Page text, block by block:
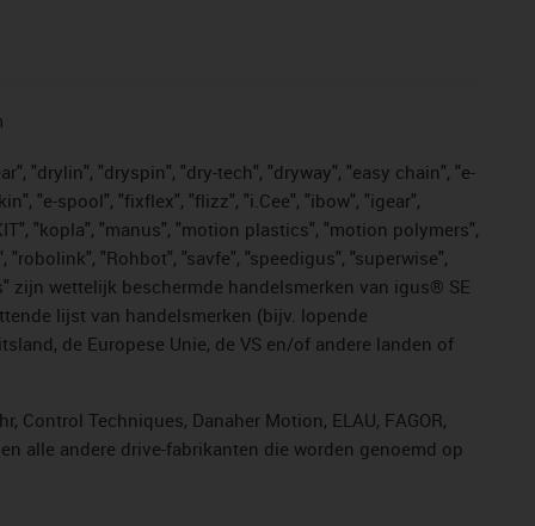
"drylin", "dryspin", "dry-tech", "dryway", "easy chain", "e-
"e-spool", "fixflex", "flizz", "i.Cee", "ibow", "igear",
"kopla", "manus", "motion plastics", "motion polymers",
"Rohbot", "savfe", "speedigus", "superwise",
zijn wettelijk beschermde handelsmerken van igus® SE
lijst van handelsmerken (bijv. lopende
de Europese Unie, de VS en/of andere landen of
Techniques, Danaher Motion, ELAU, FAGOR,
alle andere drive-fabrikanten die worden genoemd op